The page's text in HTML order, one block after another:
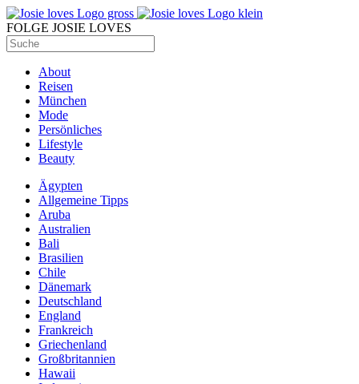
FOLGE JOSIE LOVES
About
Reisen
München
Mode
Persönliches
Lifestyle
Beauty
Ägypten
Allgemeine Tipps
Aruba
Australien
Bali
Brasilien
Chile
Dänemark
Deutschland
England
Frankreich
Griechenland
Großbritannien
Hawaii